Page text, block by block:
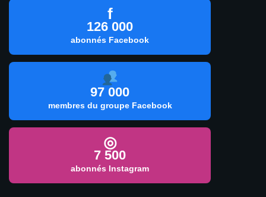
f
126 000
abonnés Facebook
97 000
membres du groupe Facebook
◎
7 500
abonnés Instagram